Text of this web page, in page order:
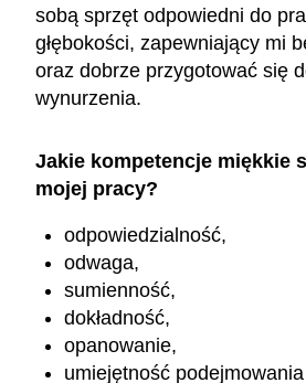
sobą sprzęt odpowiedni do
głębokości, zapewniający mi
oraz dobrze przygotować się
wynurzenia.
Jakie kompetencje miękkie
mojej pracy?
odpowiedzialność,
odwaga,
sumienność,
dokładność,
opanowanie,
umiejętność